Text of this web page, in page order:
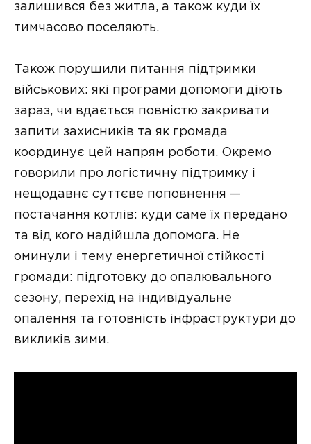
залишився без житла, а також куди їх
тимчасово поселяють.
Також порушили питання підтримки
військових: які програми допомоги діють
зараз, чи вдається повністю закривати
запити захисників та як громада
координує цей напрям роботи. Окремо
говорили про логістичну підтримку і
нещодавнє суттєве поповнення —
постачання котлів: куди саме їх передано
та від кого надійшла допомога. Не
оминули і тему енергетичної стійкості
громади: підготовку до опалювального
сезону, перехід на індивідуальне
опалення та готовність інфраструктури до
викликів зими.